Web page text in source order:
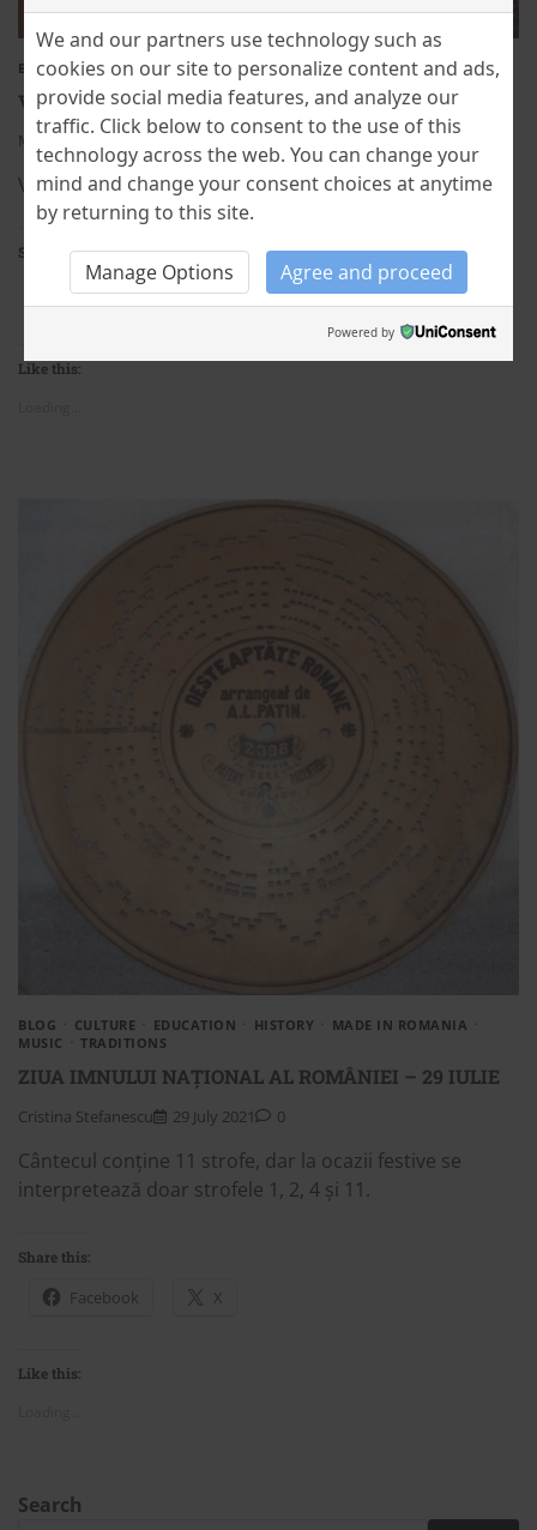
BLOG ROMANIAN BRANDS ROMANIAN FOOD TRADITIONS
Virșli – trecut și viitor controversat
Mioara Iacob
Virșli, un preparat culinar tradițional din Ardeal
Share this:
Facebook X
Like this:
BLOG CULTURE EDUCATION HISTORY
MADE IN ROMANIA
MUSIC
TRADITIONS
ZIUA IMNULUI NAȚIONAL AL ROMÂNIEI – 29 IULIE
Cristina Stefanescu 29 July 2021 0
Cântecul conține 11 strofe, dar la ocazii festive se
interpretează doar strofele 1, 2, 4 și 11.
Share this:
Facebook X
Like this:
Search
We and our partners use technology such as
cookies on our site to personalize content and ads,
provide social media features, and analyze our
traffic. Click below to consent to the use of this
technology across the web. You can change your
mind and change your consent choices at anytime
by returning to this site.
Manage Options Agree and proceed
Powered by